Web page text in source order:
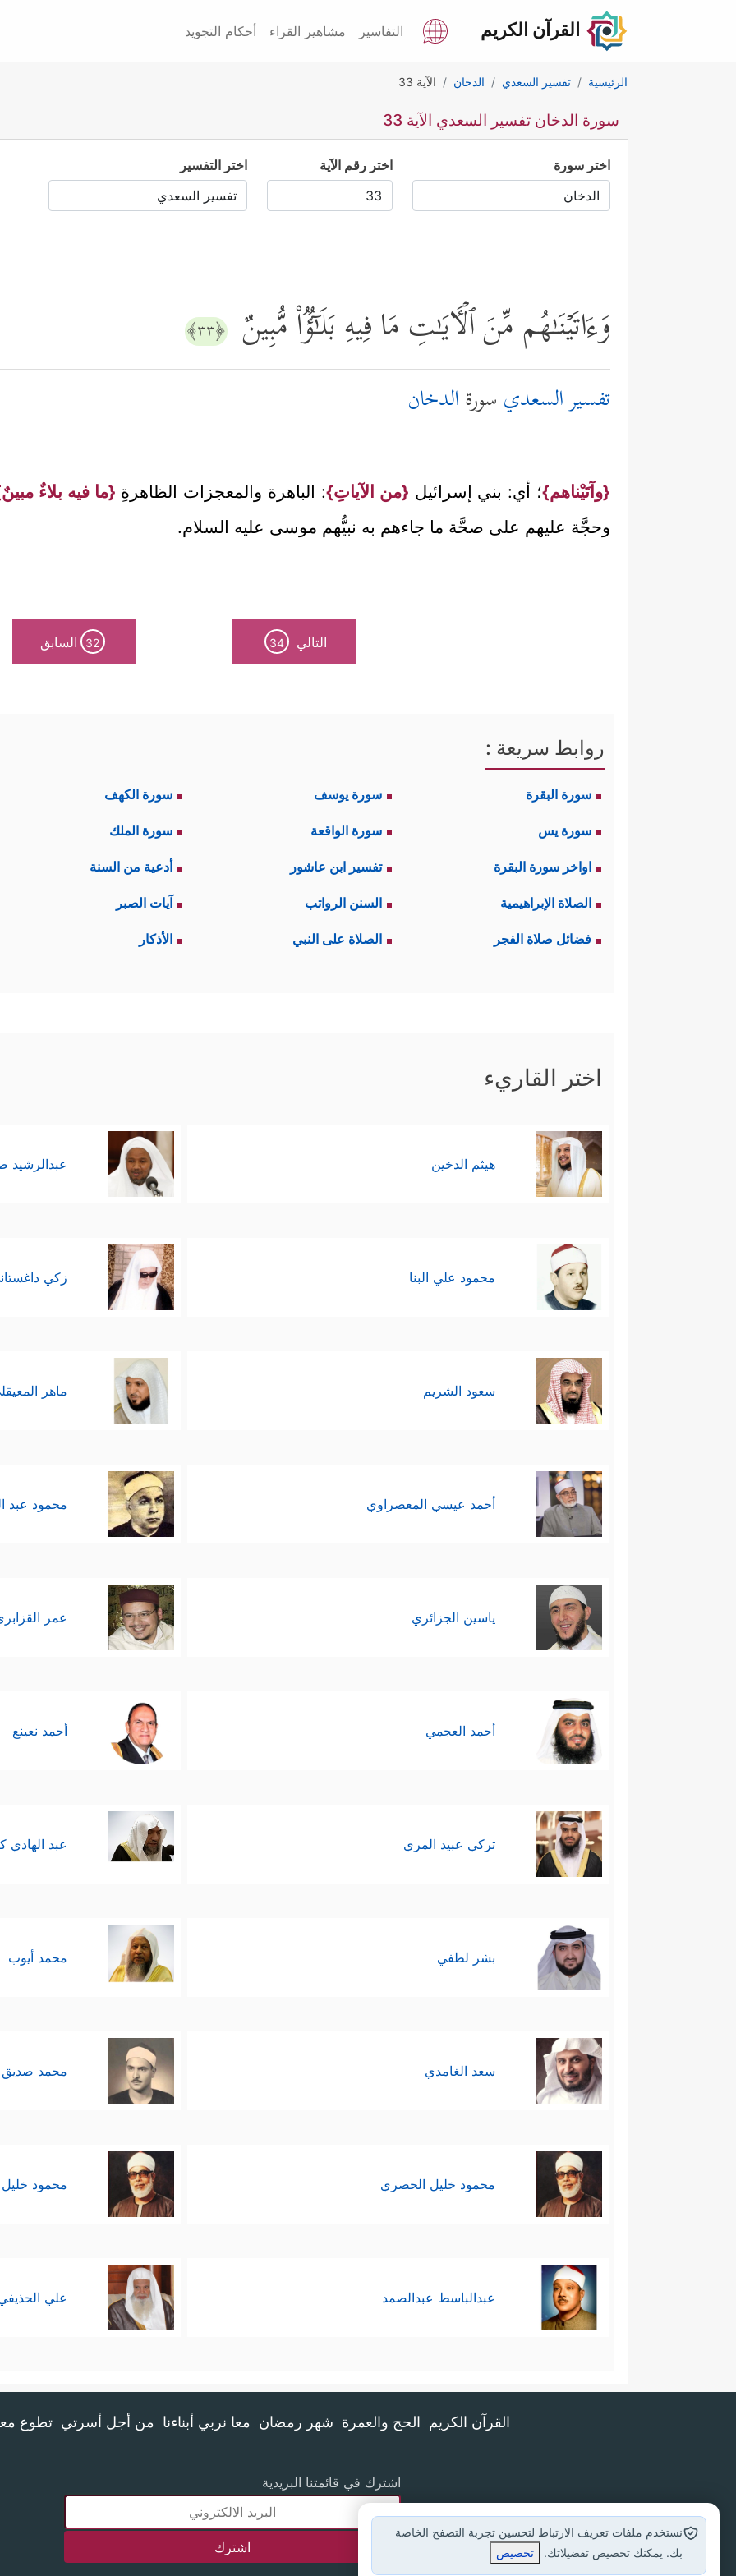
القرآن الكريم التفاسير مشاهير القراء أحكام التجويد
الرئيسية تفسير السعدي الدخان الآية 33
سورة الدخان تفسير السعدي الآية 33
اختر سورة اختر رقم الآية اختر التفسير
وَءَاتَیۡنَـٰهُم مِّنَ ٱلۡـَٔایَـٰتِ مَا فِیهِ بَلَـٰۤؤࣱاْ مُّبِینٌ ﴿٣٣﴾
تفسير السعدي سورةالدخان
{وآتَيْناهم}؛ أي: بني إسرائيل {من الآياتِ}: الباهرة والمعجزات الظاهرةِ {ما فيه بلاءٌ
وحجَّة عليهم على صحَّة ما جاءهم به نبيُّهم موسى عليه السلام.
التالي 34
32 السابق
روابط سريعة :
سورة البقرة سورة يوسف سورة الكهف
سورة يس سورة الواقعة سورة الملك
اواخر سورة البقرة تفسير ابن عاشور أدعية من السنة
الصلاة الإبراهيمية السنن الرواتب آيات الصبر
فضائل صلاة الفجر الصلاة على النبي الأذكار
اختر القاريء
هيثم الدخين عبدالرشيد
محمود علي البنا زكي
سعود الشريم ماهر
أحمد عيسي المعصراوي محمود عبد
ياسين الجزائري عمر
أحمد العجمي أحمد نعينع
تركي عبيد المري عبد الهادي
بشر لطفي محمد أيوب
سعد الغامدي محمد صديق
محمود خليل الحصري محمود
عبدالباسط عبدالصمد علي
القرآن الكريم الحج والعمرة شهر رمضان معا نربي أبناءنا من أجل أسرتي تطوع
اشترك في قائمتنا البريدية
نستخدم ملفات تعريف الارتباط لتحسين تجربة التصفح الخاصة
بك. يمكنك تخصيص تفضيلاتك.
تخصيص